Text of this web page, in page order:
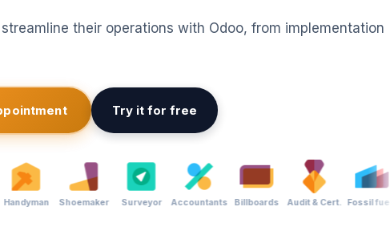
their operations with Odoo, from implementation
Try it for free
Electrician Gardening Handyman Shoemaker Surveyor Accountants Billboards